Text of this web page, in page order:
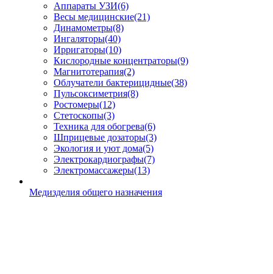
Аппараты УЗИ(6)
Весы медицинские(21)
Динамометры(8)
Ингаляторы(40)
Ирригаторы(10)
Кислородные концентраторы(9)
Магнитотерапия(2)
Облучатели бактерицидные(38)
Пульсоксиметрия(8)
Ростомеры(12)
Стетоскопы(3)
Техника для обогрева(6)
Шприцевые дозаторы(3)
Экология и уют дома(5)
Электрокардиографы(7)
Электромассажеры(13)
Медизделия общего назначения